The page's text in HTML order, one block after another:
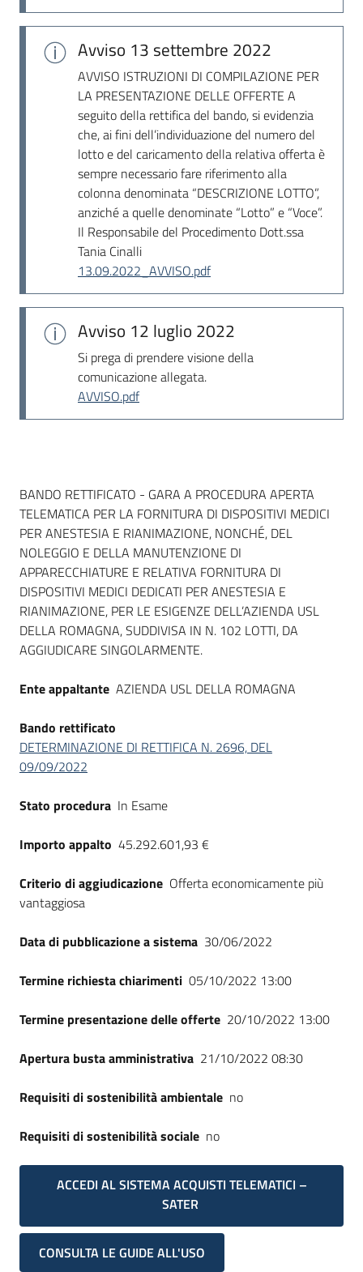
Avviso 13 settembre 2022
AVVISO ISTRUZIONI DI COMPILAZIONE PER
LA PRESENTAZIONE DELLE OFFERTE A
seguito della rettifica del bando, si evidenzia
che, ai fini dell’individuazione del numero del
lotto e del caricamento della relativa offerta è
sempre necessario fare riferimento alla
colonna denominata “DESCRIZIONE LOTTO”,
anziché a quelle denominate “Lotto” e “Voce”.
Il Responsabile del Procedimento Dott.ssa
Tania Cinalli
13.09.2022_AVVISO.pdf
Avviso 12 luglio 2022
Si prega di prendere visione della
comunicazione allegata.
AVVISO.pdf
Dati del bando
BANDO RETTIFICATO - GARA A PROCEDURA APERTA
TELEMATICA PER LA FORNITURA DI DISPOSITIVI MEDICI
PER ANESTESIA E RIANIMAZIONE, NONCHÉ, DEL
NOLEGGIO E DELLA MANUTENZIONE DI
APPARECCHIATURE E RELATIVA FORNITURA DI
DISPOSITIVI MEDICI DEDICATI PER ANESTESIA E
RIANIMAZIONE, PER LE ESIGENZE DELL’AZIENDA USL
DELLA ROMAGNA, SUDDIVISA IN N. 102 LOTTI, DA
AGGIUDICARE SINGOLARMENTE.
Ente appaltante AZIENDA USL DELLA ROMAGNA
Bando rettificato
DETERMINAZIONE DI RETTIFICA N. 2696, DEL
09/09/2022
Stato procedura In Esame
Importo appalto 45.292.601,93 €
Criterio di aggiudicazione Offerta economicamente più
vantaggiosa
Data di pubblicazione a sistema 30/06/2022
Termine richiesta chiarimenti 05/10/2022 13:00
Termine presentazione delle offerte 20/10/2022 13:00
Apertura busta amministrativa 21/10/2022 08:30
Requisiti di sostenibilità ambientale no
Requisiti di sostenibilità sociale no
ACCEDI AL SISTEMA ACQUISTI TELEMATICI –
SATER
CONSULTA LE GUIDE ALL'USO